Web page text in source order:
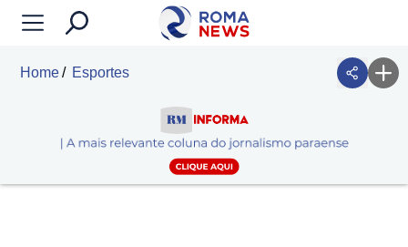
Home Esportes